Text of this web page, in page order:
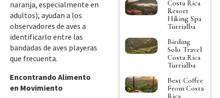
naranja, especialmente en
adultos), ayudan a los
observadores de aves a
identificarlo entre las
bandadas de aves playeras
que frecuenta.
Encontrando Alimento
en Movimiento
Costa Rica
Resort
Hiking Spa
Turrialba
Birding
Solo Travel
Costa Rica
Turrialba
Best Coffee
From Costa
Rica